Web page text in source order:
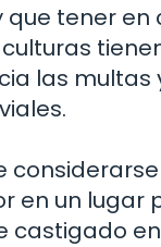
que tener en
las multas
en un lugar
castigado